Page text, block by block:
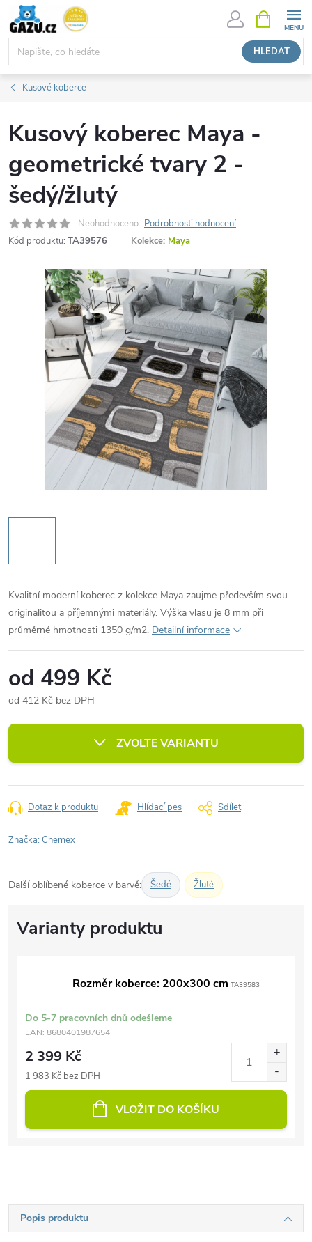
Přejít
obsah
HLEDAT
NÁKUPNÍ
KOŠÍK
Kusové koberce
Kusový koberec Maya -
geometrické tvary 2 -
šedý/žlutý
Neohodnoceno Podrobnosti hodnocení
Kód produktu: TA39576 Kolekce: Maya
Kvalitní moderní koberec z kolekce Maya zaujme především svou
originalitou a příjemnými materiály. Výška vlasu je 8 mm při
průměrné hmotnosti 1350 g/m2. Detailní informace
od 499 Kč
od 412 Kč bez DPH
cena:
ZVOLTE VARIANTU
Dotaz k produktu Hlídací pes Sdílet
Značka:Chemex
Další oblíbené koberce v barvě: Šedé Žluté
Rozměr koberce: 200x300 cm TA39583
Do 5-7 pracovních dnů odešleme
EAN: 8680401987654
2 399 Kč
1 983 Kč bez DPH
VLOŽIT DO KOŠÍKU
Popis produktu